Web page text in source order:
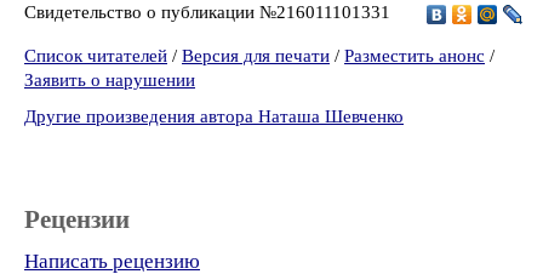
Свидетельство о публикации №216011101331
Список читателей / Версия для печати / Разместить анонс /
Заявить о нарушении
Другие произведения автора Наташа Шевченко
Рецензии
Написать рецензию